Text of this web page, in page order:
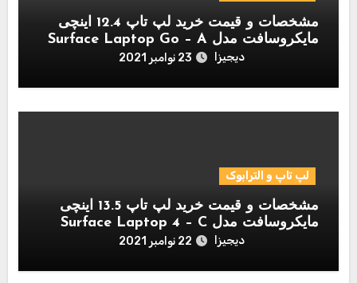
مشخصات و قیمت خرید لپ تاپ 12.4 اینچی
مایکروسافت مدل Surface Laptop Go – A
دیجیزا 23 نوامبر 2021
لپ تاپ و الترابوک
مشخصات و قیمت خرید لپ تاپ 13.5 اینچی
مایکروسافت مدل Surface Laptop 4 – C
دیجیزا 22 نوامبر 2021